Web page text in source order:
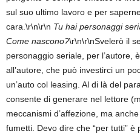
sul suo ultimo lavoro e per
cara.\r\n\r\n Tu hai personaggi
Come nascono?\r\n\r\nSvelerò il
personaggio seriale, per l’autore,
all’autore, che può investirci un
un’auto col leasing. Al di là del
consente di generare nel lettore
meccanismi d’affezione, ma
fumetti. Devo dire che “per tutti”